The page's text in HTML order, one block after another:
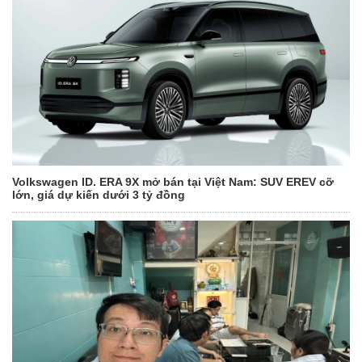
Volkswagen ID. ERA 9X mở bán tại Việt Nam: SUV EREV cỡ
lớn, giá dự kiến dưới 3 tỷ đồng